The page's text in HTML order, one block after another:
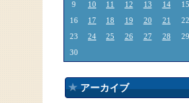
9
10 11 12 13 14
15
16
17 18 19 20 21
22
23
24 25 26 27 28
29
30
アーカイブ